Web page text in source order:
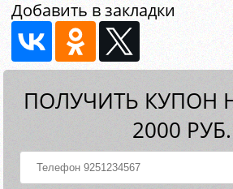
Добавить в закладки
ПОЛУЧИТЬ КУПОН
2000 РУБ.